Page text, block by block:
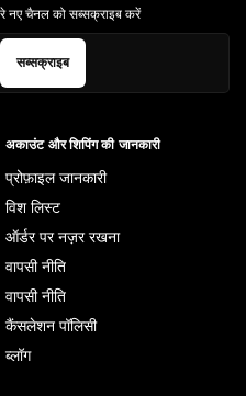
अकाउंट और शिपिंग की जानकारी
प्रोफ़ाइल जानकारी
विश लिस्ट
ऑर्डर पर नज़र रखना
वापसी नीति
वापसी नीति
कैंसलेशन पॉलिसी
ब्लॉग
नए चैनल को सब्सक्राइब करें
सब्सक्राइब